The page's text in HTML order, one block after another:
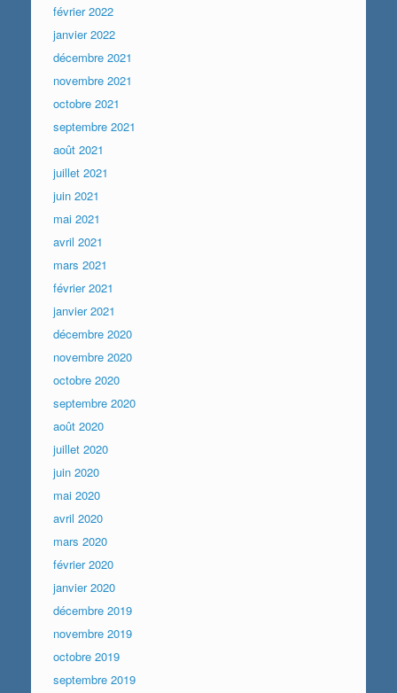
février 2022
janvier 2022
décembre 2021
novembre 2021
octobre 2021
septembre 2021
août 2021
juillet 2021
juin 2021
mai 2021
avril 2021
mars 2021
février 2021
janvier 2021
décembre 2020
novembre 2020
octobre 2020
septembre 2020
août 2020
juillet 2020
juin 2020
mai 2020
avril 2020
mars 2020
février 2020
janvier 2020
décembre 2019
novembre 2019
octobre 2019
septembre 2019